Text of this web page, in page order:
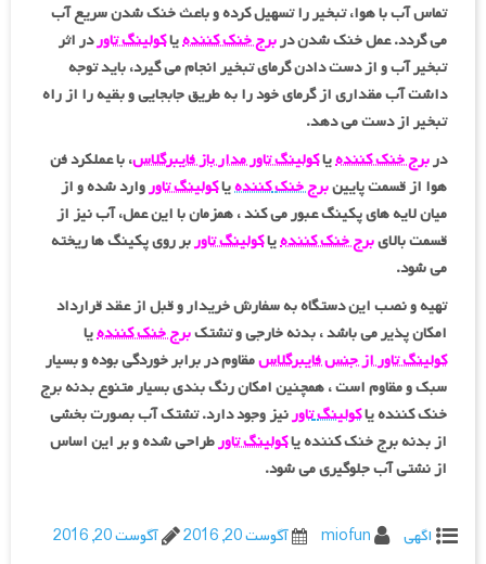
تماس آب با هوا، تبخیر را تسهیل کرده و باعث خنک شدن سریع آب
می گردد. عمل خنک شدن دربرج خنک کنندهیاکولینگ تاوردر اثر
تبخیر آب و از دست دادن گرمای تبخیر انجام می گیرد، باید توجه
داشت آب مقداری از گرمای خود را به طریق جابجایی و بقیه را از راه
تبخیر از دست می دهد.
دربرج خنک کنندهیاکولینگ تاور مدار باز فایبرگلاس، با عملکرد فن
هوا از قسمت پایینبرج خنککنندهیاکولینگ تاوروارد شده و از
میان لایه های پکینگ عبور می کند ، همزمان با این عمل، آب نیز از
قسمت بالایبرج خنک کنندهیاکولینگ تاوربر روی پکینگ ها ریخته
می شود.
تهیه و نصب این دستگاه به سفارش خریدار و قبل از عقد قرارداد
امکان پذیر می باشد ، بدنه خارجی و تشتکبرج خنک کنندهیا
کولینگ تاور از جنس فایبرگلاسمقاوم در برابر خوردگی بوده و بسیار
سبک و مقاوم است ، همچنین امکان رنگ بندی بسیار متنوع بدنه برج
خنک کننده یاکولینگتاورنیز وجود دارد. تشتک آب بصورت بخشی
از بدنه برج خنک کننده یاکولینگ تاورطراحی شده و بر این اساس
از نشتی آب جلوگیری می شود.
اگهی miofun آگوست 20, 2016
آگوست 20, 2016